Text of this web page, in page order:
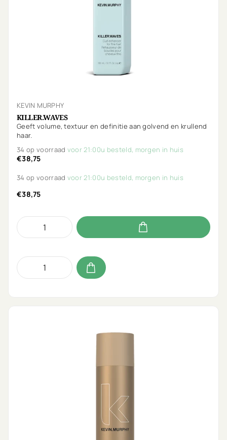
KEVIN MURPHY
KILLER.WAVES
Geeft volume, textuur en definitie aan golvend en krullend
haar.
34 op voorraad voor 21:00u besteld, morgen in huis
€38,75
34 op voorraad voor 21:00u besteld, morgen in huis
€38,75